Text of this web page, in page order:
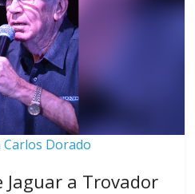
Carlos Dorado
Jaguar a Trovador